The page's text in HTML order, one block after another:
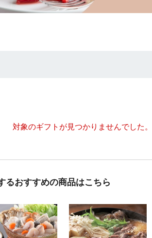
対象のギフトが見つかりませんでした。
るおすすめの商品はこちら